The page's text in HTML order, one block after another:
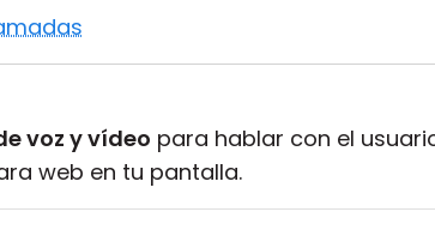
voz y vídeo para hablar con el
web en tu pantalla.